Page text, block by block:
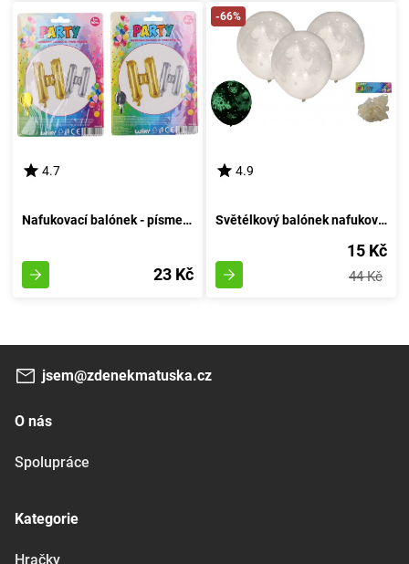
4.7
Nafukovací balónek - písmeno H - Vzduchový Kruh
23 Kč
-66%
4.9
Světélkový balónek nafukovací 30cm - sestava 6 kousků, svítící za tmy
15 Kč
44 Kč
jsem@zdenekmatuska.cz
O nás
Spolupráce
Kategorie
Hračky